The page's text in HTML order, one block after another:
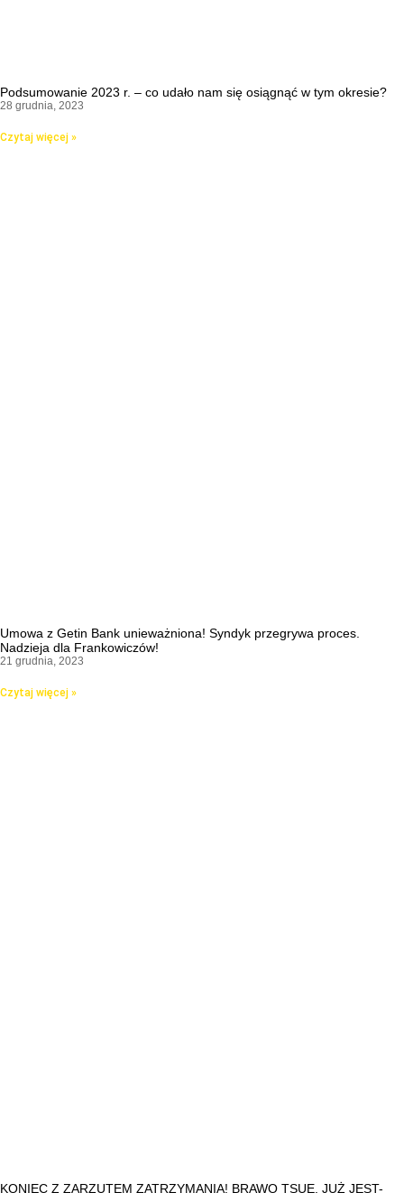
Podsumowanie 2023 r. – co udało nam się osiągnąć w tym okresie?
28 grudnia, 2023
Czytaj więcej »
Umowa z Getin Bank unieważniona! Syndyk przegrywa proces.
Nadzieja dla Frankowiczów!
21 grudnia, 2023
Czytaj więcej »
KONIEC Z ZARZUTEM ZATRZYMANIA! BRAWO TSUE. JUŻ JEST-